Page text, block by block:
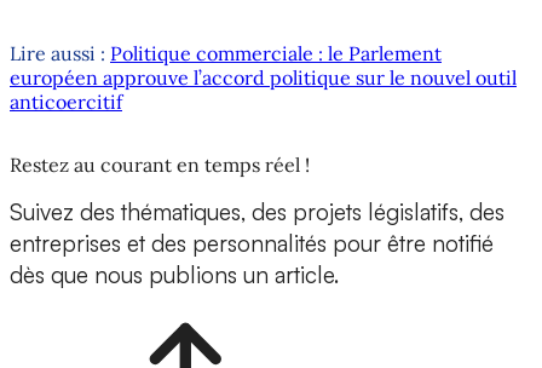
Lire aussi : Politique commerciale : le Parlement
européen approuve l’accord politique sur le nouvel outil
anticoercitif
Restez au courant en temps réel !
Suivez des thématiques, des projets législatifs, des
entreprises et des personnalités pour être notifié
dès que nous publions un article.